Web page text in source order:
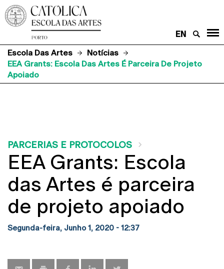
EN
Escola Das Artes
Notícias
EEA Grants: Escola Das Artes É Parceira De Projeto
Apoiado
PARCERIAS E PROTOCOLOS
EEA Grants: Escola
das Artes é parceira
de projeto apoiado
Segunda-feira, Junho 1, 2020 - 12:37